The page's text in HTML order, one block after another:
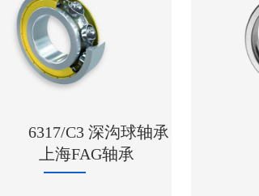
6317/C3 深沟球轴承
上海FAG轴承